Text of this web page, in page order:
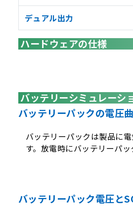
デュアル出力
ハードウェアの仕様
バッテリーシミュレーシ
バッテリーパックの電圧
バッテリーパックは製品に
す。放電時にバッテリーパ
バッテリーパック電圧と